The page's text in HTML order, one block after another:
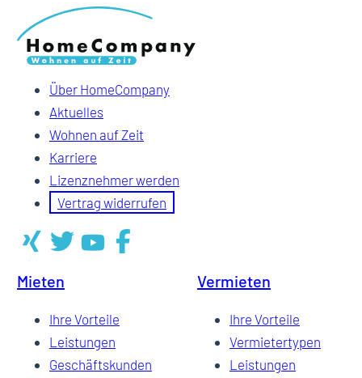
Über HomeCompany
Aktuelles
Wohnen auf Zeit
Karriere
Lizenznehmer werden
Vertrag widerrufen
Mieten
Ihre Vorteile
Leistungen
Geschäftskunden
Vermieten
Ihre Vorteile
Vermietertypen
Leistungen